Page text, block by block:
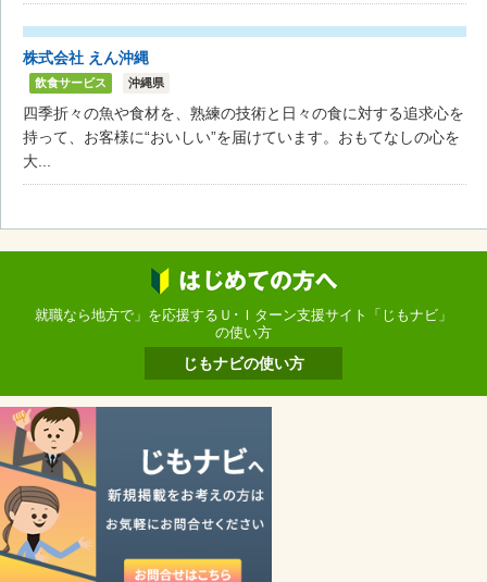
株式会社 えん沖縄
飲食サービス 沖縄県
四季折々の魚や食材を、熟練の技術と日々の食に対する追求心を
持って、お客様に“おいしい”を届けています。おもてなしの心を
大...
就職なら地方で」を応援するＵ･Ｉターン支援サイト「じもナビ」
の使い方
じもナビの使い方